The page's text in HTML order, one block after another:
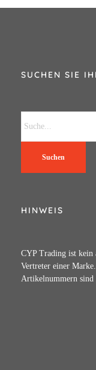
SUCHEN SIE
Suchen
HINWEIS
CYP Trading ist kein
Vertreter einer
Artikelnummern sind